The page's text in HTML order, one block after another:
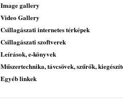
Image gallery
Video Gallery
Csillagászati internetes térképek
Csillagászati szoftverek
Leírások, e-könyvek
Műszertechnika, távcsövek, szűrők,
Egyéb linkek